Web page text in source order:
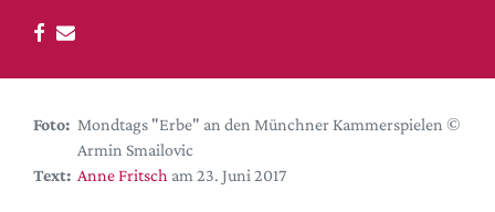
DdB-map
Premierensuche
Festival-Planer
Foto: Mondtags "Erbe" an den Münchner Kammerspielen ©
Armin Smailovic
Text: Anne Fritsch am 23. Juni 2017